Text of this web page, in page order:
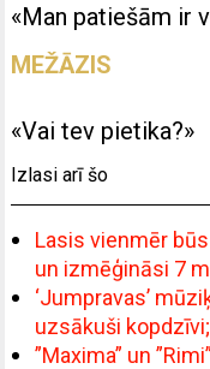
«Man patiešām ir
MEŽĀZIS
«Vai tev pietika?»
Izlasi arī šo
Lasis vienmēr
un izmēģināsi 7
‘Jumpravas’
uzsākuši
”Maxima” un